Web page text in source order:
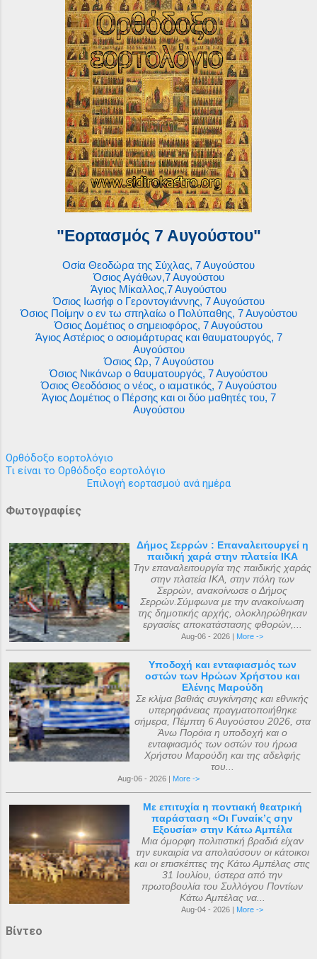
"Εορτασμός 7 Αυγούστου"
Οσία Θεοδώρα της Σύχλας, 7 Αυγούστου
Όσιος Αγάθων,7 Αυγούστου
Άγιος Μίκαλλος,7 Αυγούστου
Όσιος Ιωσήφ ο Γεροντογιάννης, 7 Αυγούστου
Όσιος Ποίμην ο εν τω σπηλαίω ο Πολύπαθης, 7 Αυγούστου
Όσιος Δομέτιος ο σημειοφόρος, 7 Αυγούστου
Άγιος Αστέριος ο οσιομάρτυρας και θαυματουργός, 7
Αυγούστου
Όσιος Ωρ, 7 Αυγούστου
Όσιος Νικάνωρ ο θαυματουργός, 7 Αυγούστου
Όσιος Θεοδόσιος ο νέος, ο ιαματικός, 7 Αυγούστου
Άγιος Δομέτιος ο Πέρσης και οι δύο μαθητές του, 7
Αυγούστου
Ορθόδοξο εορτολόγιο
Τι είναι το Ορθόδοξο εορτολόγιο
Επιλογή εορτασμού ανά ημέρα
Φωτογραφίες
Δήμος Σερρών : Επαναλειτουργεί η
παιδική χαρά στην πλατεία ΙΚΑ
Την επαναλειτουργία της παιδικής χαράς
στην πλατεία ΙΚΑ, στην πόλη των
Σερρών, ανακοίνωσε ο Δήμος
Σερρών.Σύμφωνα με την ανακοίνωση
της δημοτικής αρχής, ολοκληρώθηκαν
εργασίες αποκατάστασης φθορών,...
Aug-06 - 2026 | More ->
Υποδοχή και ενταφιασμός των
οστών των Ηρώων Χρήστου και
Ελένης Μαρούδη
Σε κλίμα βαθιάς συγκίνησης και εθνικής
υπερηφάνειας πραγματοποιήθηκε
σήμερα, Πέμπτη 6 Αυγούστου 2026, στα
Άνω Πορόια η υποδοχή και ο
ενταφιασμός των οστών του ήρωα
Χρήστου Μαρούδη και της αδελφής
του...
Aug-06 - 2026 | More ->
Με επιτυχία η ποντιακή θεατρική
παράσταση «Οι Γυναίκ’ς σην
Εξουσία» στην Κάτω Αμπέλα
Μια όμορφη πολιτιστική βραδιά είχαν
την ευκαιρία να απολαύσουν οι κάτοικοι
και οι επισκέπτες της Κάτω Αμπέλας στις
31 Ιουλίου, ύστερα από την
πρωτοβουλία του Συλλόγου Ποντίων
Κάτω Αμπέλας να...
Aug-04 - 2026 | More ->
Βίντεο